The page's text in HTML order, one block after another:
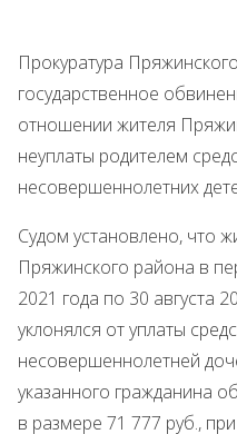
Прокуратура
государственное
отношении жителя
неуплаты родителем
несовершеннолетних
Судом установлено, что
Пряжинского района в
2021 года по 30 августа
уклонялся от уплаты
несовершеннолетней
указанного гражданина
в размере 71 777 руб.,